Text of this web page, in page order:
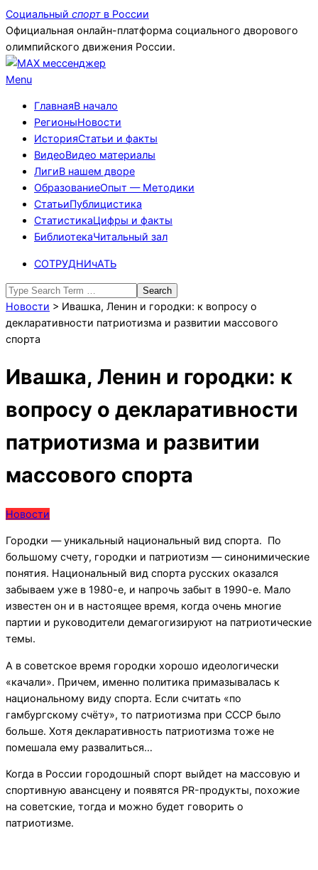
Skip
to
content
Социальный спорт в России
Официальная онлайн-платформа социального дворового
олимпийского движения России.
Primary
Menu
Menu
ГлавнаяВ начало
РегионыНовости
ИсторияСтатьи и факты
ВидеоВидео материалы
ЛигиВ нашем дворе
ОбразованиеОпыт — Методики
СтатьиПублицистика
СтатистикаЦифры и факты
БиблиотекаЧитальный зал
СОТРУДНИчАТЬ
Search
Новости > Ивашка, Ленин и городки: к вопросу о
декларативности патриотизма и развитии массового
спорта
Ивашка, Ленин и городки: к
вопросу о декларативности
патриотизма и развитии
массового спорта
Новости
Городки — уникальный национальный вид спорта. По
большому счету, городки и патриотизм — синонимические
понятия. Национальный вид спорта русских оказался
забываем уже в 1980-е, и напрочь забыт в 1990-е. Мало
известен он и в настоящее время, когда очень многие
партии и руководители демагогизируют на патриотические
темы.
А в советское время городки хорошо идеологически
«качали». Причем, именно политика примазывалась к
национальному виду спорта. Если считать «по
гамбургскому счёту», то патриотизма при СССР было
больше. Хотя декларативность патриотизма тоже не
помешала ему развалиться…
Когда в России городошный спорт выйдет на массовую и
спортивную авансцену и появятся PR-продукты, похожие
на советские, тогда и можно будет говорить о
патриотизме.